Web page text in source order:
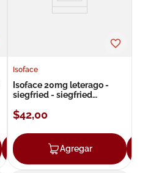
Agregar
Isoface
Isoface 20mg leterago -
siegfried - siegfried
$42,00
Agregar